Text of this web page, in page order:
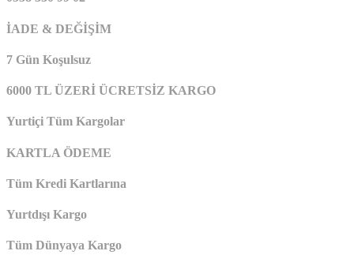
İADE & DEĞİŞİM
7 Gün Koşulsuz
6000 TL ÜZERİ ÜCRETSİZ KARGO
Yurtiçi Tüm Kargolar
KARTLA ÖDEME
Tüm Kredi Kartlarına
Yurtdışı Kargo
Tüm Dünyaya Kargo